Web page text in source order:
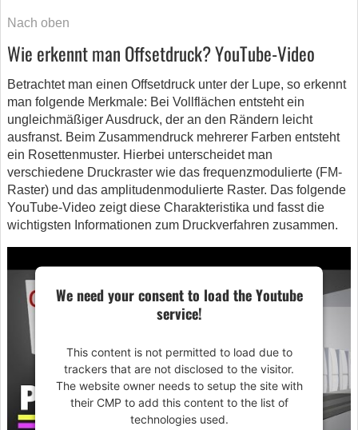
Nach oben
Wie erkennt man Offsetdruck? YouTube-Video
Betrachtet man einen Offsetdruck unter der Lupe, so erkennt
man folgende Merkmale: Bei Vollflächen entsteht ein
ungleichmäßiger Ausdruck, der an den Rändern leicht
ausfranst. Beim Zusammendruck mehrerer Farben entsteht
ein Rosettenmuster. Hierbei unterscheidet man
verschiedene Druckraster wie das frequenzmodulierte (FM-
Raster) und das amplitudenmodulierte Raster. Das folgende
YouTube-Video zeigt diese Charakteristika und fasst die
wichtigsten Informationen zum Druckverfahren zusammen.
We need your consent to load the Youtube
service!
This content is not permitted to load due to
trackers that are not disclosed to the visitor.
The website owner needs to setup the site with
their CMP to add this content to the list of
technologies used.